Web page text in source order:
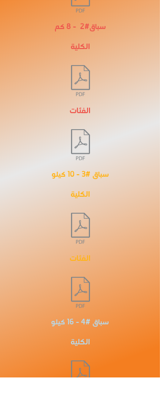
سباق#2 - 8 كم
الكلية
الفئات
سباق #3 - 10 كيلو
الكلية
الفئات
سباق #4 - 16 كيلو
الكلية